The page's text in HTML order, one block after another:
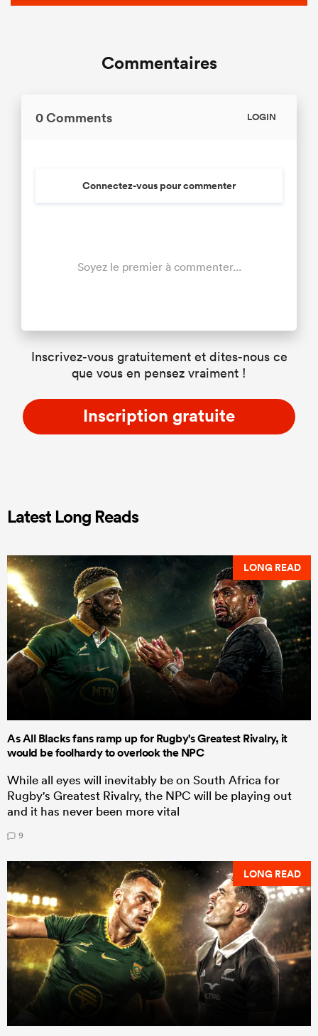
Commentaires
0 Comments LOGIN
Connectez-vous pour commenter
Soyez le premier à commenter...
Inscrivez-vous gratuitement et dites-nous ce
que vous en pensez vraiment !
Inscription gratuite
Latest Long Reads
LONG READ
As All Blacks fans ramp up for Rugby's Greatest Rivalry, it
would be foolhardy to overlook the NPC
While all eyes will inevitably be on South Africa for
Rugby's Greatest Rivalry, the NPC will be playing out
and it has never been more vital
9
LONG READ